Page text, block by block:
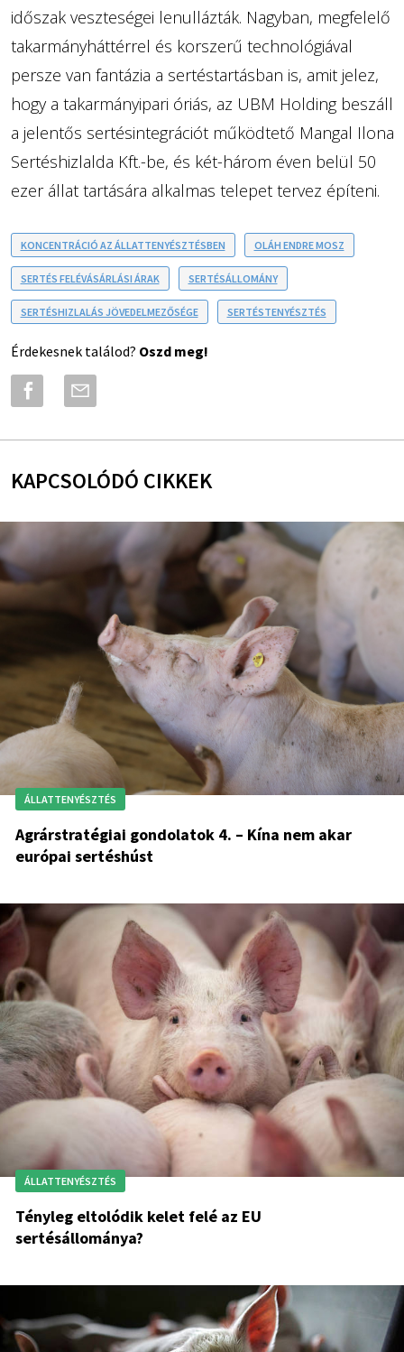
időszak veszteségei lenullázták. Nagyban, megfelelő
takarmányháttérrel és korszerű technológiával
persze van fantázia a sertéstartásban is, amit jelez,
hogy a takarmányipari óriás, az UBM Holding beszáll
a jelentős sertésintegrációt működtető Mangal Ilona
Sertéshizlalda Kft.-be, és két-három éven belül 50
ezer állat tartására alkalmas telepet tervez építeni.
KONCENTRÁCIÓ AZ ÁLLATTENYÉSZTÉSBEN OLÁH ENDRE MOSZ
SERTÉS FELÉVÁSÁRLÁSI ÁRAK SERTÉSÁLLOMÁNY
SERTÉSHIZLALÁS JÖVEDELMEZŐSÉGE SERTÉSTENYÉSZTÉS
Érdekesnek találod? Oszd meg!
KAPCSOLÓDÓ CIKKEK
ÁLLATTENYÉSZTÉS
Agrárstratégiai gondolatok 4. – Kína nem akar
európai sertéshúst
ÁLLATTENYÉSZTÉS
Tényleg eltolódik kelet felé az EU
sertésállománya?